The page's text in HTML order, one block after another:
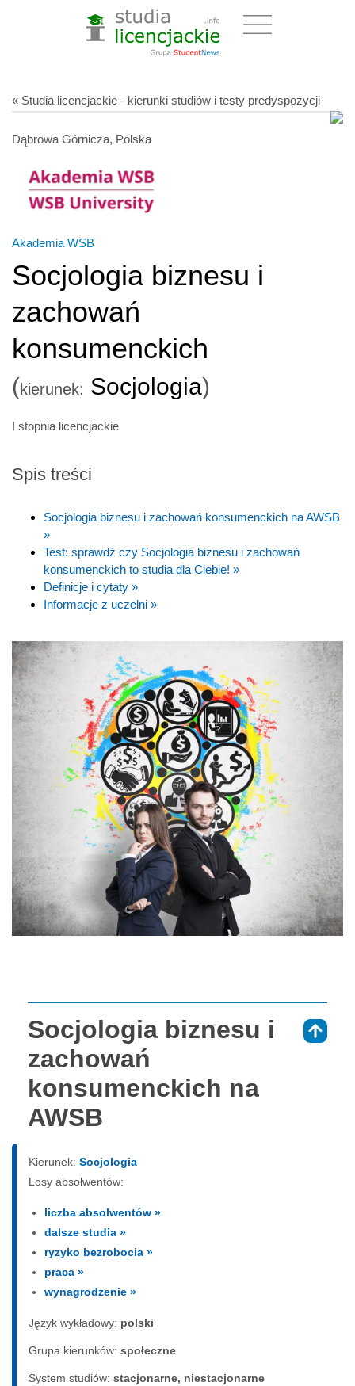
« Studia licencjackie - kierunki studiów i testy predyspozycji
Dąbrowa Górnicza, Polska
Akademia WSB
Socjologia biznesu i
zachowań
konsumenckich
(kierunek: Socjologia)
I stopnia licencjackie
Spis treści
Socjologia biznesu i zachowań konsumenckich na AWSB
»
Test: sprawdź czy Socjologia biznesu i zachowań
konsumenckich to studia dla Ciebie! »
Definicje i cytaty »
Informacje z uczelni »
Socjologia biznesu i
zachowań
konsumenckich na
AWSB
Kierunek: Socjologia
Losy absolwentów:
liczba absolwentów »
dalsze studia »
ryzyko bezrobocia »
praca »
wynagrodzenie »
Język wykładowy: polski
Grupa kierunków: społeczne
System studiów: sta­cjo­nar­ne, nie­sta­cjo­nar­ne